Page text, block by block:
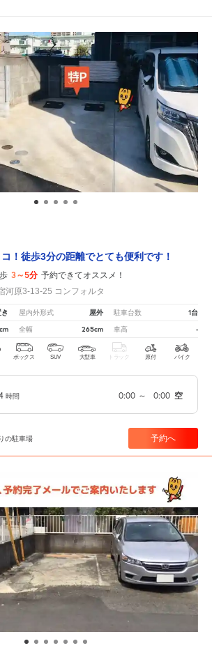
！徒歩3分の距離でとても便利です！
3～5分 予約できてオススメ！
河原3-13-25 コンフォルタ
屋内外形式 屋外 駐車台数 1台
全幅 265cm 車高 -
ボックス SUV 大型車 トラック 原付 バイク
時間 0:00 ～ 0:00 空
の駐車場 予約へ